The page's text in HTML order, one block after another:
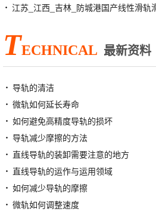
江苏_江西_吉林_防城港国产线性滑轨
TECHNICAL 最新资料
导轨的清洁
微轨如何延长寿命
如何避免高精度导轨的损坏
导轨减少摩擦的方法
直线导轨的装卸需要注意的地方
直线导轨的运作与运用领域
如何减少导轨的摩擦
微轨如何调整速度